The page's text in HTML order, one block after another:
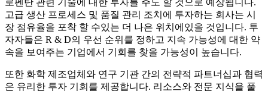
로펜탄 관련 기술에 대한 투자를 주도 할 것으로 예상됩니다.
고급 생산 프로세스 및 품질 관리 조치에 투자하는 회사는 시
장 점유율을 포착 할 수있는 더 나은 위치에있을 것입니다. 투
자자들은 R & D의 우선 순위를 정하고 지속 가능성에 대한 약
속을 보여주는 기업에서 기회를 찾을 가능성이 높습니다.
또한 화학 제조업체와 연구 기관 간의 전략적 파트너십과 협력
은 유리한 투자 기회를 제공합니다. 리소스와 전문 지식을 풀